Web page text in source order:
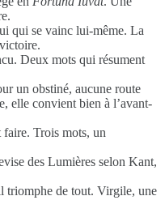
qui se vainc lui-même. La
Deux mots qui résument
un obstiné, aucune route
elle convient bien à l’avant-
faire. Trois mots, un
des Lumières selon Kant,
triomphe de tout. Virgile, une